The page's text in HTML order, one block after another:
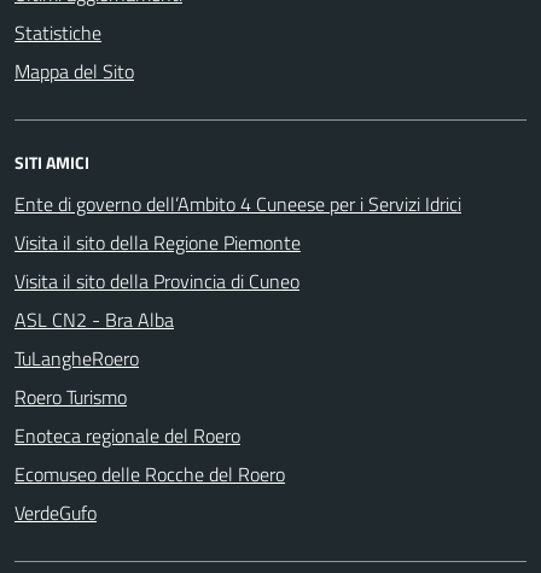
Statistiche
Mappa del Sito
SITI AMICI
Ente di governo dell’Ambito 4 Cuneese per i Servizi Idrici
Visita il sito della Regione Piemonte
Visita il sito della Provincia di Cuneo
ASL CN2 - Bra Alba
TuLangheRoero
Roero Turismo
Enoteca regionale del Roero
Ecomuseo delle Rocche del Roero
VerdeGufo